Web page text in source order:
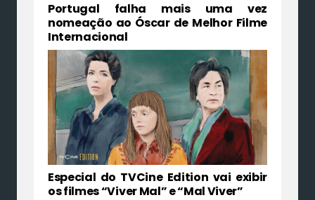
Portugal falha mais uma vez
nomeação ao Óscar de Melhor Filme
Internacional
Especial do TVCine Edition vai exibir
os filmes “Viver Mal” e “Mal Viver”